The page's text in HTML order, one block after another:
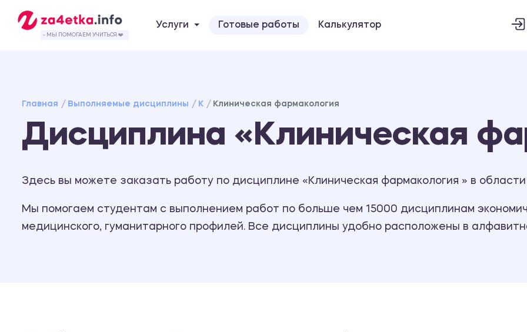
- МЫ ПОМОГАЕМ УЧИТЬСЯ ❤️
Услуги Готовые работы Калькулятор
Главная Выполняемые дисциплины К Клиническая фармакология
Дисциплина «Клиническая
Здесь вы можете заказать работу по дисциплине «Клиническая фармакология » в
Мы помогаем студентам с выполнением работ по больше чем 15000 дисциплинам
медицинского, гуманитарного профилей. Все дисциплины удобно расположены в